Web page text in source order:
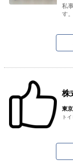
私
す。
り
株
東
ト